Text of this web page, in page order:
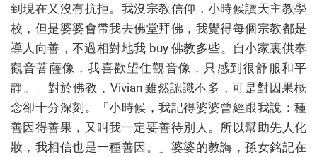
到現在又沒有抗拒。我沒宗教信仰，小時候讀天主教學
校，但是婆婆會帶我去佛堂拜佛，我覺得每個宗教都是
導人向善，不過相對地我 buy 佛教多些。自小家裏供奉
觀音菩薩像，我喜歡望住觀音像，只感到很舒服和平
靜。」對於佛教，Vivian 雖然認識不多，可是對因果概
念卻十分深刻。「小時候，我記得婆婆曾經跟我說：種
善因得善果，又叫我一定要善待別人。所以幫助先人化
妝，我相信也是一種善因。」婆婆的教誨，孫女銘記在